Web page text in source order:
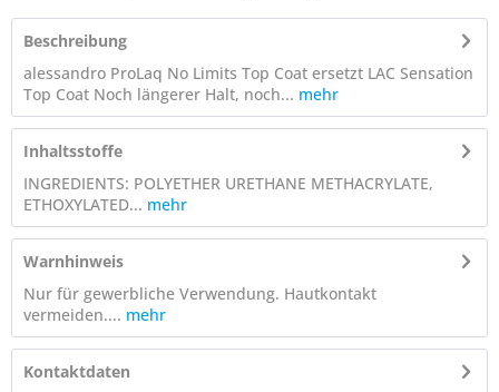
Beschreibung
alessandro ProLaq No Limits Top Coat ersetzt LAC Sensation
Top Coat Noch längerer Halt, noch... mehr
Inhaltsstoffe
INGREDIENTS: POLYETHER URETHANE METHACRYLATE,
ETHOXYLATED... mehr
Warnhinweis
Nur für gewerbliche Verwendung. Hautkontakt
vermeiden.... mehr
Kontaktdaten